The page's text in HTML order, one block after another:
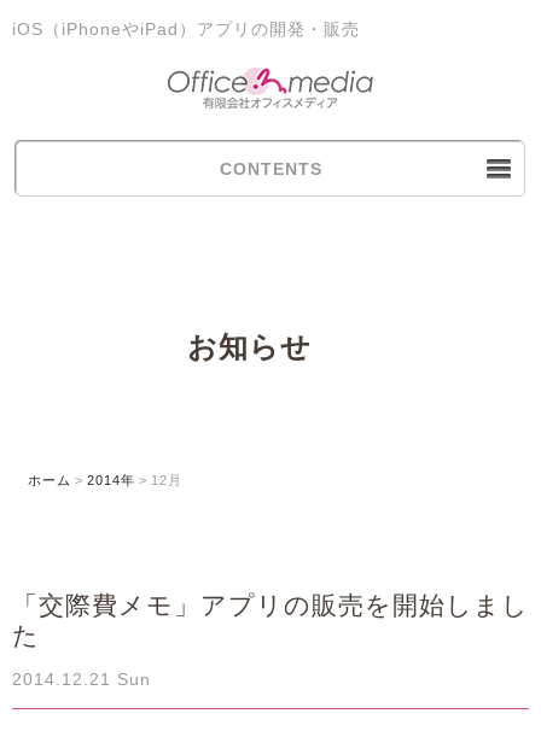
iOS（iPhoneやiPad）アプリの開発・販売
CONTENTS
お知らせ
ホーム > 2014年 > 12月
「交際費メモ」アプリの販売を開始しまし
た
2014.12.21 Sun